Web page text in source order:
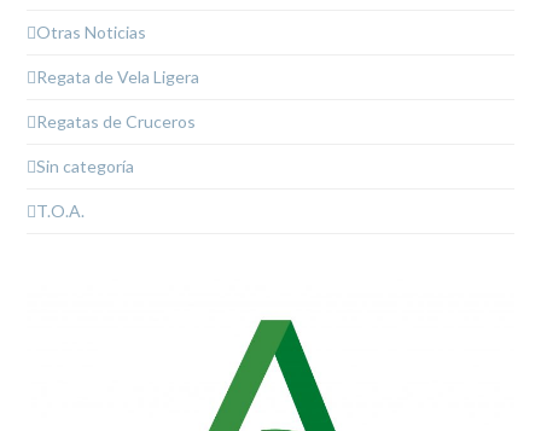
Otras Noticias
Regata de Vela Ligera
Regatas de Cruceros
Sin categoría
T.O.A.